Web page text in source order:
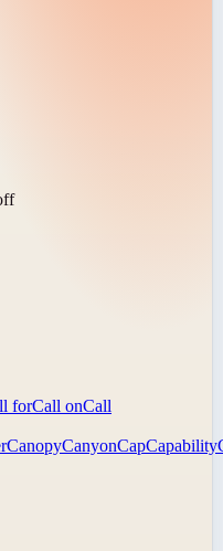
forCall onCall
CanopyCanyonCapCapability